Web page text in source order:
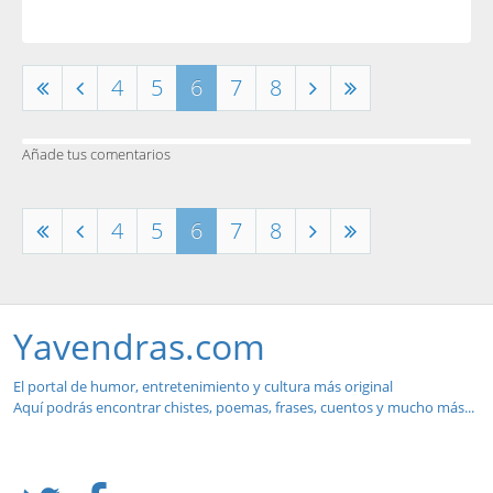
4 5 6 7 8
Añade tus comentarios
4 5 6 7 8
Yavendras.com
El portal de humor, entretenimiento y cultura más original
Aquí podrás encontrar chistes, poemas, frases, cuentos y mucho más...